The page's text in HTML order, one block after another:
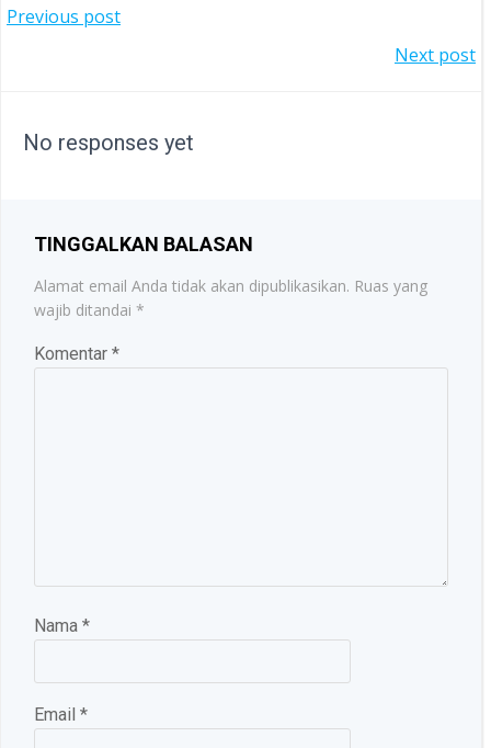
POST
Previous post
Next post
No responses yet
TINGGALKAN BALASAN
Alamat email Anda tidak akan dipublikasikan. Ruas yang
wajib ditandai *
Komentar *
Nama *
Email *